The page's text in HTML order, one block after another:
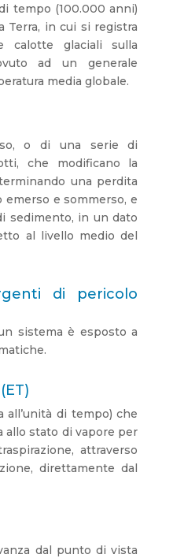
tempo (100.000 anni)
Terra, in cui si registra
calotte glaciali sulla
ad un generale
media globale.
o di una serie di
che modificano la
una perdita
e sommerso, e
sedimento, in un dato
al livello medio del
di pericolo
sistema è esposto a
all’unità di tempo) che
allo stato di vapore per
attraverso
direttamente dal
dal punto di vista